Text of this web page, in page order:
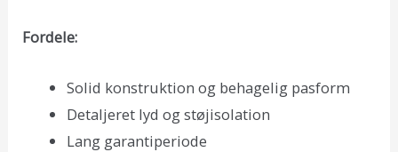
Fordele:
Solid konstruktion og behagelig pasform
Detaljeret lyd og støjisolation
Lang garantiperiode